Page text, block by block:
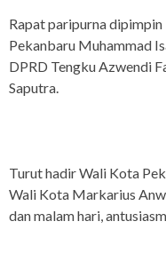
Rapat paripurna
Pekanbaru Muhammad
DPRD Tengku Azwendi
Saputra.
Turut hadir Wali Kota
Wali Kota Markarius
dan malam hari,